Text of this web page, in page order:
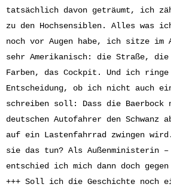
tatsächlich davon geträumt, ich
zu den Hochsensiblen. Alles was
noch vor Augen habe, ich sitze
sehr Amerikanisch: die Straße,
Farben, das Cockpit. Und ich
Entscheidung, ob ich nicht auch
schreiben soll: Dass die Baerbock
deutschen Autofahrer den Schwanz
auf ein Lastenfahrrad zwingen
sie das tun? Als Außenministerin –
entschied ich mich dann doch
+++ Soll ich die Geschichte noch